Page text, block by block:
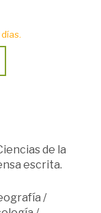
de la
escrita.
/